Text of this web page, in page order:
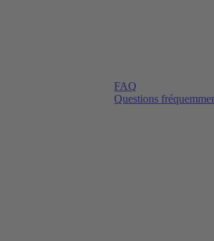
FAQ
Questions